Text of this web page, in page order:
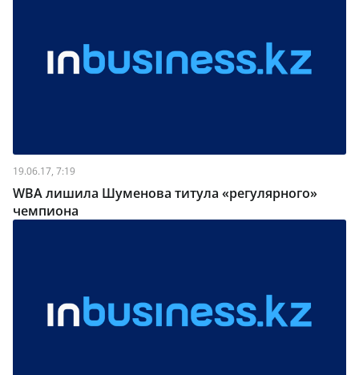
19.06.17, 7:19
WBA лишила Шуменова титула «регулярного»
чемпиона